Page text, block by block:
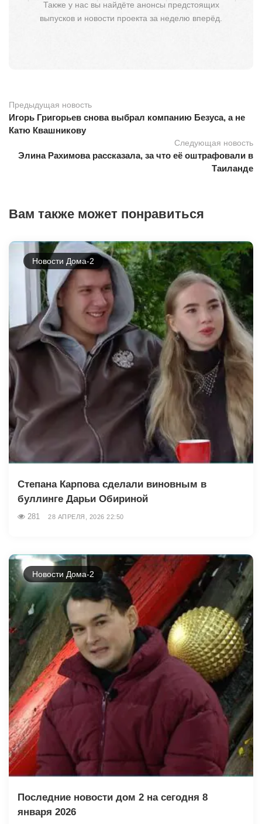
Также у нас вы найдёте анонсы предстоящих
выпусков и новости проекта за неделю вперёд.
Предыдущая новость
Игорь Григорьев снова выбрал компанию Безуса, а не
Катю Квашникову
Следующая новость
Элина Рахимова рассказала, за что её оштрафовали в
Таиланде
Вам также может понравиться
Новости Дома-2
Степана Карпова сделали виновным в
буллинге Дарьи Обириной
281 28 АПРЕЛЯ, 2026 22:50
Новости Дома-2
Последние новости дом 2 на сегодня 8
января 2026